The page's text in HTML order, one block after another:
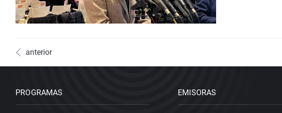
anterior
PROGRAMAS EMISORAS